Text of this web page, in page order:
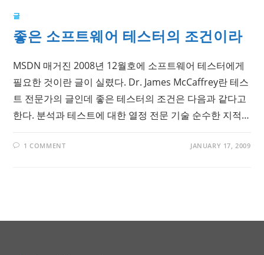
글
좋은 소프트웨어 테스터의 조건이라
MSDN 매거진 2008년 12월호에 소프트웨어 테스터에게
필요한 것이란 글이 실렸다. Dr. James McCaffrey란 테스
트 전문가의 글인데 좋은 테스터의 조건은 다음과 같다고
한다. 분석과 테스트에 대한 열정 전문 기술 순수한 지적…
1 COMMENT JANUARY 17, 2009